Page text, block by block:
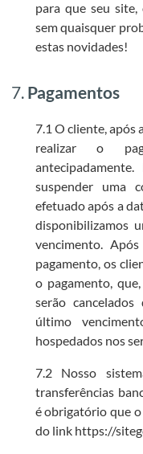
para que seu
sem quaisquer
estas novidades!
7.Pagamentos
7.1 O cliente, após
realizar o
suspender uma
efetuado após a
disponibilizamos
vencimento.
pagamento, os
o pagamento,
serão
último
hospedados nos
7.2 Nosso
transferências
é obrigatório que
do link https://